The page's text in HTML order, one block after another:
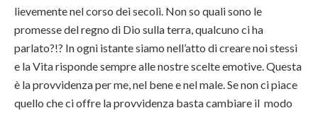
lievemente nel corso dei secoli. Non so quali sono le
promesse del regno di Dio sulla terra, qualcuno ci ha
parlato?!? In ogni istante siamo nell’atto di creare noi stessi
e la Vita risponde sempre alle nostre scelte emotive. Questa
è la provvidenza per me, nel bene e nel male. Se non ci piace
quello che ci offre la provvidenza basta cambiare il modo